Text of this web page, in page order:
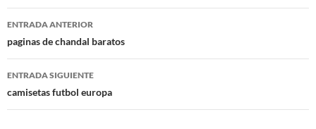
Navegación
de
entradas
ENTRADA ANTERIOR
paginas de chandal baratos
ENTRADA SIGUIENTE
camisetas futbol europa